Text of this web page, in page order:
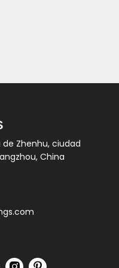
de Zhenhu, ciudad
China